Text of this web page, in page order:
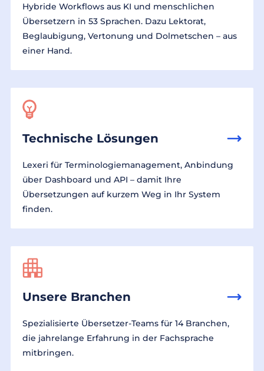
Hybride Workflows aus KI und menschlichen
Übersetzern in 53 Sprachen. Dazu Lektorat,
Beglaubigung, Vertonung und Dolmetschen – aus
einer Hand.
Technische Lösungen
Lexeri für Terminologiemanagement, Anbindung
über Dashboard und API – damit Ihre
Übersetzungen auf kurzem Weg in Ihr System
finden.
Unsere Branchen
Spezialisierte Übersetzer-Teams für 14 Branchen,
die jahrelange Erfahrung in der Fachsprache
mitbringen.